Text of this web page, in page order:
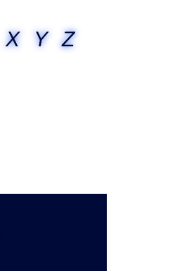
X Y Z